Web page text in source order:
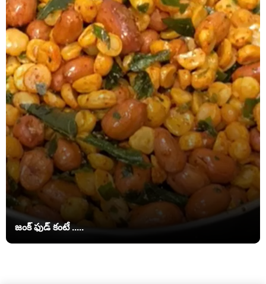
జంక్ ఫుడ్‌ కంటే .....